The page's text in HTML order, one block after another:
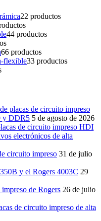
22 productos
44 productos
66 productos
flexible33 productos
placas de circuito impreso
y DDR5 5 de agosto de 2026
de circuito impreso HDI
electrónicos de alta
circuito impreso 31 de julio
y el Rogers 4003C 29
de Rogers 26 de julio
de circuito impreso de alta